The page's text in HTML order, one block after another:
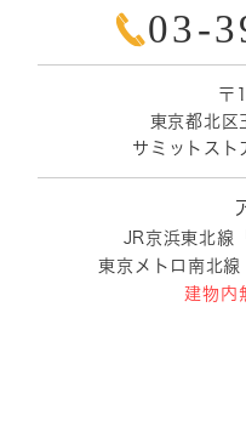
2025/6/10
2025年度
対象者には、東京都北
当院での北区眼科健診
受診券をご持参の上、
しください。
実施期間は、7月1日（
よろしくお願いいたしま
03-
〒
東京都北
サミットスト
JR京浜東北線
東京メトロ南北
建物内